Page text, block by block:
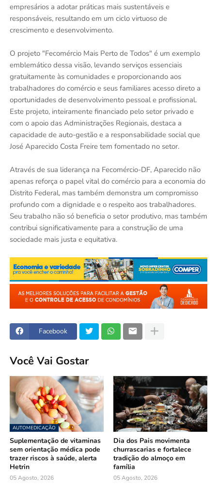
empresários a adotar práticas mais sustentáveis e
responsáveis, resultando em um ciclo virtuoso de
crescimento e desenvolvimento.
O projeto "Fecomércio Mais Perto de Todos" é um exemplo
emblemático dessa visão, levando serviços essenciais
gratuitamente às comunidades e proporcionando aos
trabalhadores do comércio e seus familiares acesso direto a
oportunidades de desenvolvimento pessoal e profissional.
Este projeto, inteiramente financiado pelo setor privado e
com o apoio das Administrações Regionais, destaca a
capacidade de auto-gestão e a responsabilidade social que
José Aparecido Costa Freire tem fomentado no setor.
Através de sua liderança na Fecomércio-DF, Aparecido não
apenas reforça o papel vital do comércio para a economia do
Distrito Federal, mas também demonstra um compromisso
profundo com a dignidade e o respeito aos trabalhadores.
Seu trabalho não só beneficia o setor produtivo, mas também
contribui significativamente para a construção de uma
sociedade mais justa e equitativa.
Facebook
Você Vai Gostar
AUTOMEDICAÇÃO
Suplementação de vitaminas
sem orientação médica pode
trazer riscos à saúde, alerta
Hetrin
05 Agosto, 2026
Dia dos Pais movimenta
churrascarias e fortalece
tradição do almoço em
família
05 Agosto, 2026